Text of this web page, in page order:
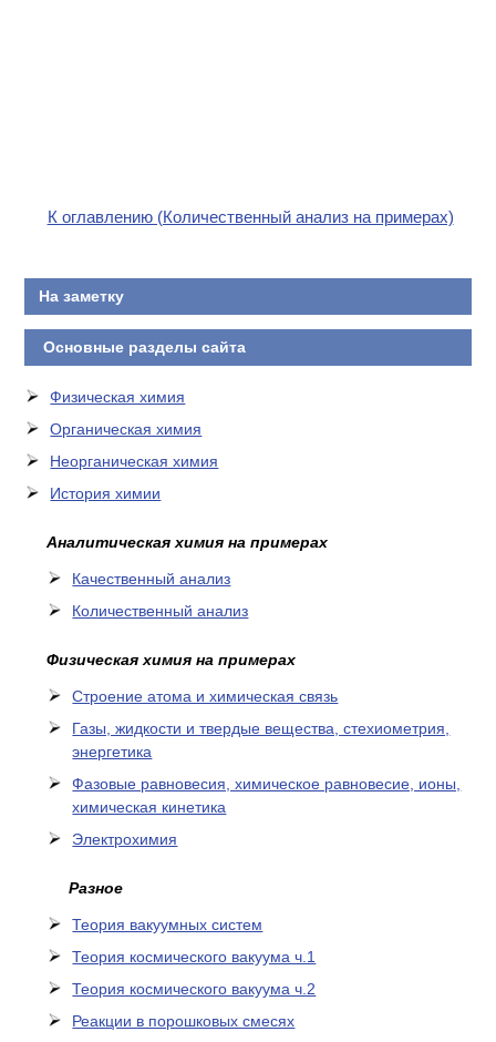
К оглавлению (Количественный анализ на примерах)
На заметку
Основные разделы сайта
Физическая химия
Органическая химия
Неорганическая химия
История химии
Аналитическая химия на примерах
Качественный анализ
Количественный анализ
Физическая химия на примерах
Cтроение атома и химическая связь
Газы, жидкости и твердые вещества, стехиометрия,
энергетика
Фазовые равновесия, химическое равновесие, ионы,
химическая кинетика
Электрохимия
Разное
Теория вакуумных систем
Теория космического вакуума ч.1
Теория космического вакуума ч.2
Реакции в порошковых смесях